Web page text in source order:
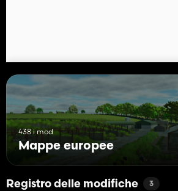
Buon divertimento!
438 i mod
Mappe europee
Registro delle modifiche 3